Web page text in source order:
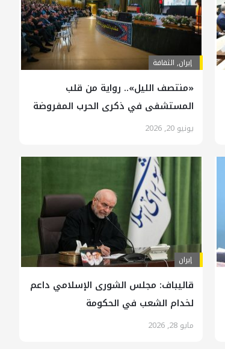
إيران, الثقافة
«منتصف الليل».. رواية من قلب
المستشفى في ذكرى الحرب المفروضة
يونيو 20, 2026
إيران
قالیباف: مجلس الشورى الإسلامي داعم
لخدام الشعب في الحكومة
مايو 28, 2026